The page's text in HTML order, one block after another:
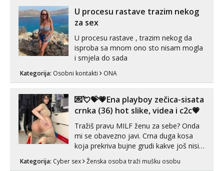
U mojoj raznolikoj ponudi možeš
pranaći nešto po svojoj mjeri. Sexi videa
U procesu rastave trazim nekog
za sex
U procesu rastave , trazim nekog da
isproba sa mnom ono sto nisam mogla
i smjela do sada
Kategorija: Osobni kontakti ONA
💌💘💝💗Ena playboy zečica-sisata
crnka (36) hot slike, videa i c2c💗
Tražiš pravu MILF ženu za sebe? Onda
mi se obavezno javi. Crna duga kosa
koja prekriva bujne grudi kakve još nisi
vidio, čista ŠESTICA! A usne? O usnama
bolje da ni ne pričam. Prave pune usne
Kategorija: Cyber sex Ženska osoba traži mušku osobu